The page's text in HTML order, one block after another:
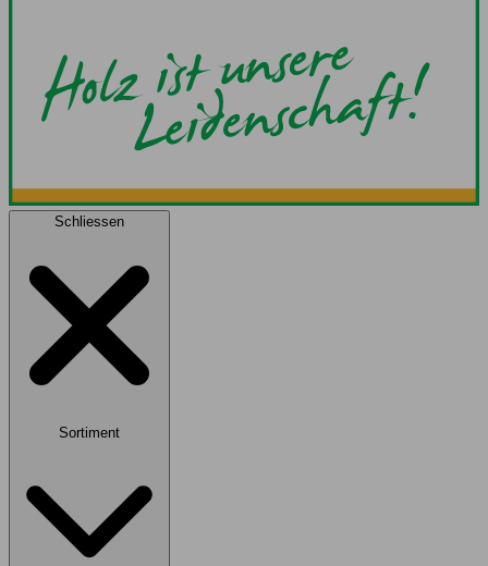
Schliessen
Sortiment